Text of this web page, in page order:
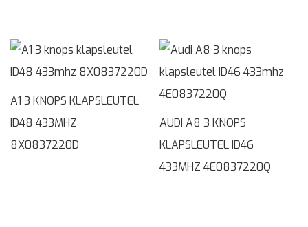
A1 3 KNOPS KLAPSLEUTEL
ID48 433MHZ
8X0837220D
AUDI A8 3 KNOPS
KLAPSLEUTEL ID46
433MHZ 4E0837220Q